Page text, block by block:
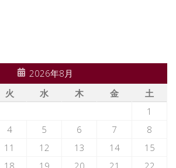
2026年8月
火 水 木 金
土
1
4 5 6 7
8
11 12 13 14
15
18 19 20 21 22